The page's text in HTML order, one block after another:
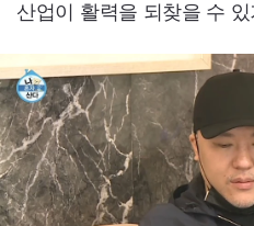
산업이 활력을 되찾을 수